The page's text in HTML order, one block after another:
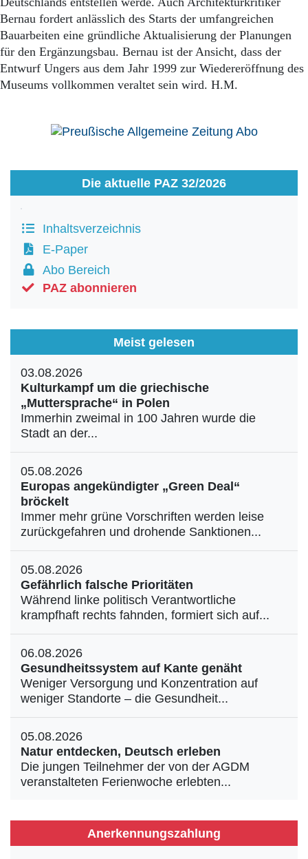
Bernau fordert anlässlich des Starts der umfangreichen
Bauarbeiten eine gründliche Aktualisierung der Planungen
für den Ergänzungsbau. Bernau ist der Ansicht, dass der
Entwurf Ungers aus dem Jahr 1999 zur Wiedereröffnung des
Museums vollkommen veraltet sein wird. H.M.
Die aktuelle PAZ 32/2026
Inhaltsverzeichnis
E-Paper
Abo Bereich
PAZ abonnieren
Meist gelesen
03.08.2026
Kulturkampf um die griechische
„Muttersprache“ in Polen
Immerhin zweimal in 100 Jahren wurde die
Stadt an der...
05.08.2026
Europas angekündigter „Green Deal“
bröckelt
Immer mehr grüne Vorschriften werden leise
zurückgefahren und drohende Sanktionen...
05.08.2026
Gefährlich falsche Prioritäten
Während linke politisch Verantwortliche
krampfhaft rechts fahnden, formiert sich auf...
06.08.2026
Gesundheitssystem auf Kante genäht
Weniger Versorgung und Konzentration auf
weniger Standorte – die Gesundheit...
05.08.2026
Natur entdecken, Deutsch erleben
Die jungen Teilnehmer der von der AGDM
veranstalteten Ferienwoche erlebten...
Anerkennungszahlung